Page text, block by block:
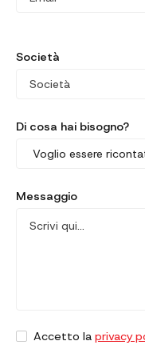
Società
Di cosa hai bisogno?
Messaggio
Accetto la privacy